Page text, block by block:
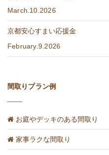
March.10.2026
京都安心すまい応援金
February.9.2026
間取りプラン例
お庭やデッキのある間取り
家事ラクな間取り